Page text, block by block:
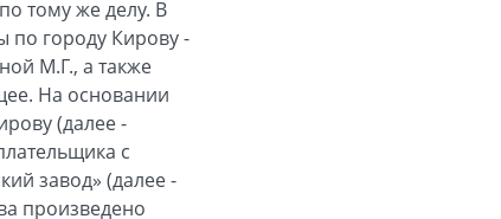
тому же делу. В
по городу Кирову -
М.Г., а также
На основании
(далее -
с
завод» (далее -
произведено